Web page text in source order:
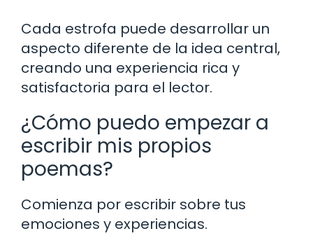
Cada estrofa puede desarrollar un
aspecto diferente de la idea central,
creando una experiencia rica y
satisfactoria para el lector.
¿Cómo puedo empezar a
escribir mis propios
poemas?
Comienza por escribir sobre tus
emociones y experiencias.